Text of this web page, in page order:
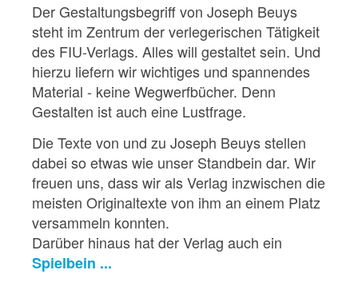
Der Gestaltungsbegriff von Joseph Beuys
steht im Zentrum der verlegerischen Tätigkeit
des FIU-Verlags. Alles will gestaltet sein. Und
hierzu liefern wir wichtiges und spannendes
Material - keine Wegwerfbücher. Denn
Gestalten ist auch eine Lustfrage.
Die Texte von und zu Joseph Beuys stellen
dabei so etwas wie unser Standbein dar. Wir
freuen uns, dass wir als Verlag inzwischen die
meisten Originaltexte von ihm an einem Platz
versammeln konnten.
Darüber hinaus hat der Verlag auch ein
Spielbein ...